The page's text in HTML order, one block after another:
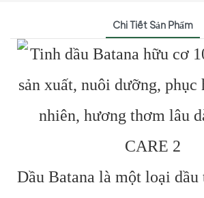
Chi Tiết Sản Phẩm
Dầu Batana là một loại